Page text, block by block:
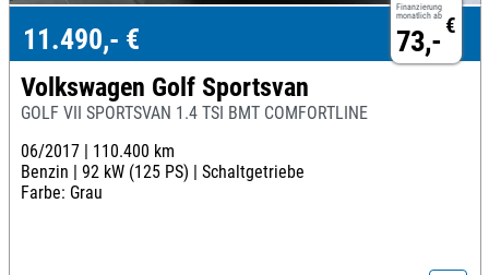
Finanzierung
monatlich ab €
73,-
11.490,- €
Volkswagen Golf Sportsvan
GOLF VII SPORTSVAN 1.4 TSI BMT COMFORTLINE
06/2017 | 110.400 km
Benzin | 92 kW (125 PS) | Schaltgetriebe
Farbe: Grau